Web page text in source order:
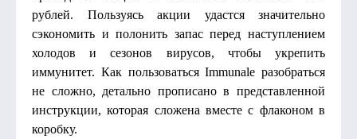
рублей. Пользуясь акции удастся значительно
сэкономить и полонить запас перед наступлением
холодов и сезонов вирусов, чтобы укрепить
иммунитет. Как пользоваться Immunale разобраться
не сложно, детально прописано в представленной
инструкции, которая сложена вместе с флаконом в
коробку.